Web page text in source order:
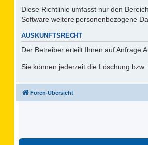
Diese Richtlinie umfasst nur den
Software weitere personenbezogene
AUSKUNFTSRECHT
Der Betreiber erteilt Ihnen auf Anfrage
Sie können jederzeit die Löschung
Foren-Übersicht